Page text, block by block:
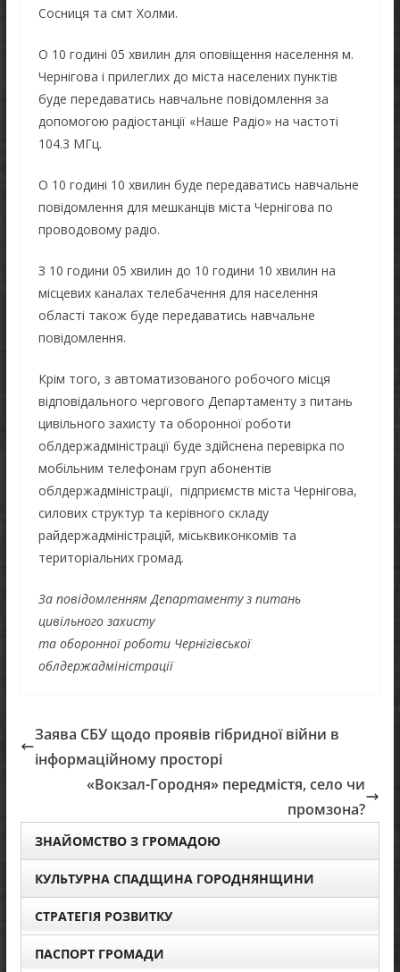
Сосниця та смт Холми.
О 10 годині 05 хвилин для оповіщення населення м.
Чернігова і прилеглих до міста населених пунктів
буде передаватись навчальне повідомлення за
допомогою радіостанції «Наше Радіо» на частоті
104.3 МГц.
О 10 годині 10 хвилин буде передаватись навчальне
повідомлення для мешканців міста Чернігова по
проводовому радіо.
З 10 години 05 хвилин до 10 години 10 хвилин на
місцевих каналах телебачення для населення
області також буде передаватись навчальне
повідомлення.
Крім того, з автоматизованого робочого місця
відповідального чергового Департаменту з питань
цивільного захисту та оборонної роботи
облдержадміністрації буде здійснена перевірка по
мобільним телефонам груп абонентів
облдержадміністрації, підприємств міста Чернігова,
силових структур та керівного складу
райдержадміністрацій, міськвиконкомів та
територіальних громад.
За повідомленням Департаменту з питань
цивільного захисту
та оборонної роботи Чернігівської
облдержадміністрації
Заява СБУ щодо проявів гібридної війни в
інформаційному просторі
«Вокзал-Городня» передмістя, село чи
промзона?
ЗНАЙОМСТВО З ГРОМАДОЮ
КУЛЬТУРНА СПАДЩИНА ГОРОДНЯНЩИНИ
СТРАТЕГІЯ РОЗВИТКУ
ПАСПОРТ ГРОМАДИ